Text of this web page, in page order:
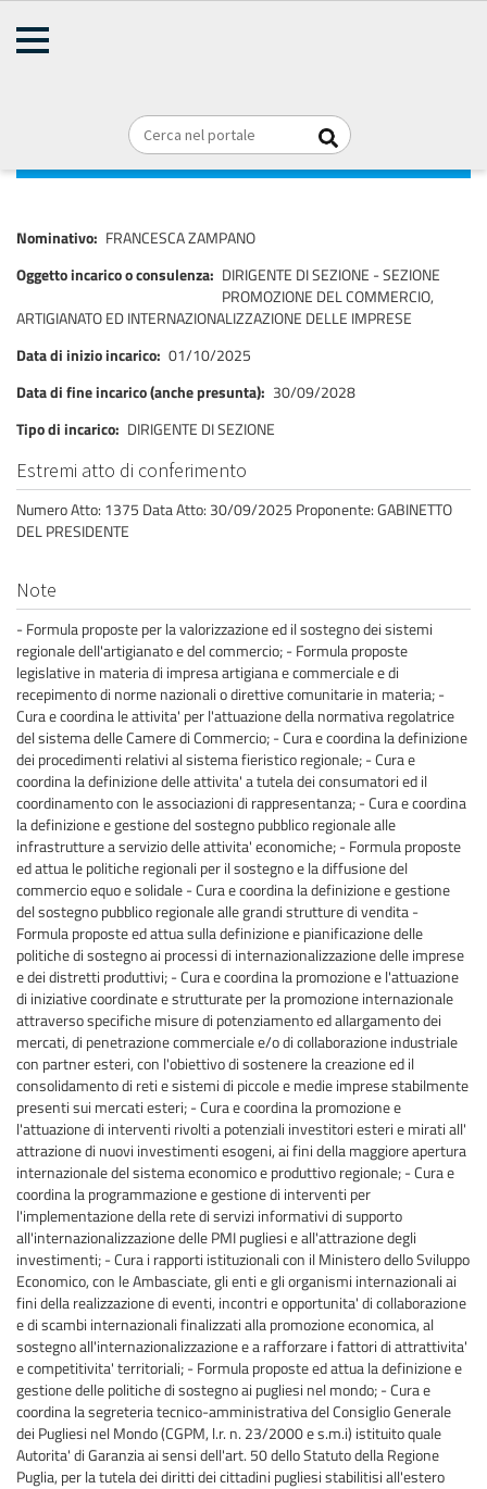
Home
FRANCESCA ZAMPANO
Nominativo FRANCESCA ZAMPANO
Oggetto incarico o consulenza DIRIGENTE DI SEZIONE - SEZIONE
PROMOZIONE DEL COMMERCIO,
ARTIGIANATO ED INTERNAZIONALIZZAZIONE DELLE IMPRESE
Data di inizio incarico 01/10/2025
Data di fine incarico (anche presunta) 30/09/2028
Tipo di incarico DIRIGENTE DI SEZIONE
Estremi atto di conferimento
Numero Atto: 1375 Data Atto: 30/09/2025 Proponente: GABINETTO
DEL PRESIDENTE
Note
- Formula proposte per la valorizzazione ed il sostegno dei sistemi
regionale dell'artigianato e del commercio; - Formula proposte
legislative in materia di impresa artigiana e commerciale e di
recepimento di norme nazionali o direttive comunitarie in materia; -
Cura e coordina le attivita' per l'attuazione della normativa regolatrice
del sistema delle Camere di Commercio; - Cura e coordina la definizione
dei procedimenti relativi al sistema fieristico regionale; - Cura e
coordina la definizione delle attivita' a tutela dei consumatori ed il
coordinamento con le associazioni di rappresentanza; - Cura e coordina
la definizione e gestione del sostegno pubblico regionale alle
infrastrutture a servizio delle attivita' economiche; - Formula proposte
ed attua le politiche regionali per il sostegno e la diffusione del
commercio equo e solidale - Cura e coordina la definizione e gestione
del sostegno pubblico regionale alle grandi strutture di vendita -
Formula proposte ed attua sulla definizione e pianificazione delle
politiche di sostegno ai processi di internazionalizzazione delle imprese
e dei distretti produttivi; - Cura e coordina la promozione e l'attuazione
di iniziative coordinate e strutturate per la promozione internazionale
attraverso specifiche misure di potenziamento ed allargamento dei
mercati, di penetrazione commerciale e/o di collaborazione industriale
con partner esteri, con l'obiettivo di sostenere la creazione ed il
consolidamento di reti e sistemi di piccole e medie imprese stabilmente
presenti sui mercati esteri; - Cura e coordina la promozione e
l'attuazione di interventi rivolti a potenziali investitori esteri e mirati all'
attrazione di nuovi investimenti esogeni, ai fini della maggiore apertura
internazionale del sistema economico e produttivo regionale; - Cura e
coordina la programmazione e gestione di interventi per
l'implementazione della rete di servizi informativi di supporto
all'internazionalizzazione delle PMI pugliesi e all'attrazione degli
investimenti; - Cura i rapporti istituzionali con il Ministero dello Sviluppo
Economico, con le Ambasciate, gli enti e gli organismi internazionali ai
fini della realizzazione di eventi, incontri e opportunita' di collaborazione
e di scambi internazionali finalizzati alla promozione economica, al
sostegno all'internazionalizzazione e a rafforzare i fattori di attrattivita'
e competitivita' territoriali; - Formula proposte ed attua la definizione e
gestione delle politiche di sostegno ai pugliesi nel mondo; - Cura e
coordina la segreteria tecnico-amministrativa del Consiglio Generale
dei Pugliesi nel Mondo (CGPM, l.r. n. 23/2000 e s.m.i) istituito quale
Autorita' di Garanzia ai sensi dell'art. 50 dello Statuto della Regione
Puglia, per la tutela dei diritti dei cittadini pugliesi stabilitisi all'estero